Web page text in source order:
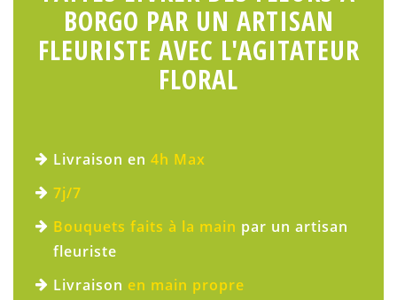
BORGO PAR UN ARTISAN
FLEURISTE AVEC L'AGITATEUR
FLORAL
Livraison en 4h Max
7j/7
Bouquets faits à la main par un artisan
fleuriste
Livraison en main propre